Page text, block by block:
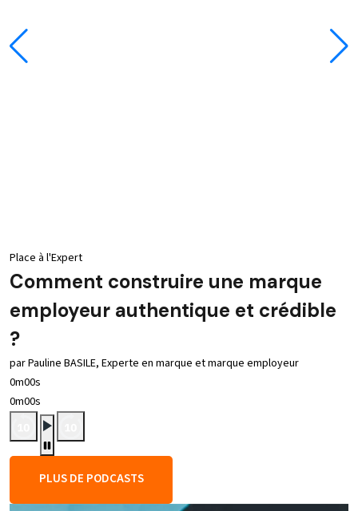
Place à l'Expert
Comment construire une marque
employeur authentique et crédible
?
par Pauline BASILE, Experte en marque et marque employeur
0m00s
0m00s
PLUS DE PODCASTS